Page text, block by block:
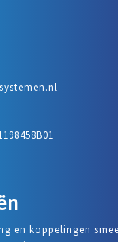
en koppelingen